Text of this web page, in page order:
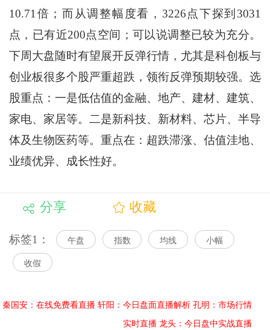
10.71倍；而从调整幅度看，3226点下探到3031
点，已有近200点空间；可以说调整已较为充分。
下周大盘随时有望展开反弹行情，尤其是科创板与
创业板很多个股严重超跌，领衔反弹预期较强。选
股重点：一是低估值的金融、地产、建材、建筑、
家电、家居等。二是新科技、新材料、芯片、半导
体及生物医药等。重点在：超跌滞涨、估值洼地、
业绩优异、成长性好。
分享 收藏
标签1： 午盘 指数 均线 小幅
收假
秦国安：在线免费看直播 轩阳：今日盘面直播解析 孔明：市场行情
实时直播 龙头：今日盘中实战直播